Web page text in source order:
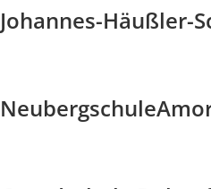
Johannes-Häußler-
Neubergschule